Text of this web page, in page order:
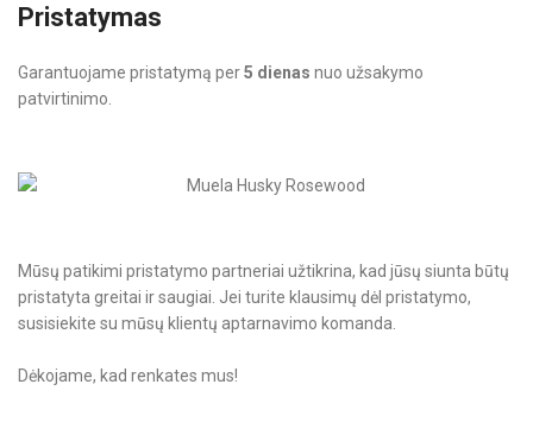
Pristatymas
Garantuojame pristatymą per5 dienas nuo užsakymo
patvirtinimo.
Mūsų patikimi pristatymo partneriai užtikrina, kad jūsų siunta būtų
pristatyta greitai ir saugiai. Jei turite klausimų dėl pristatymo,
susisiekite su mūsų klientų aptarnavimo komanda.
Dėkojame, kad renkates mus!